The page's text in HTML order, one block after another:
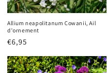
Allium neapolitanum Cowanii, Ail
d'ornement
Prix
habituel
€6,95